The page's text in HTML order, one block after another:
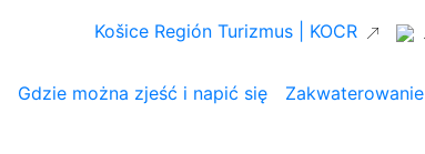
Košice Región Turizmus | KOCR
Gdzie można zjeść i napić się Zakwaterowanie